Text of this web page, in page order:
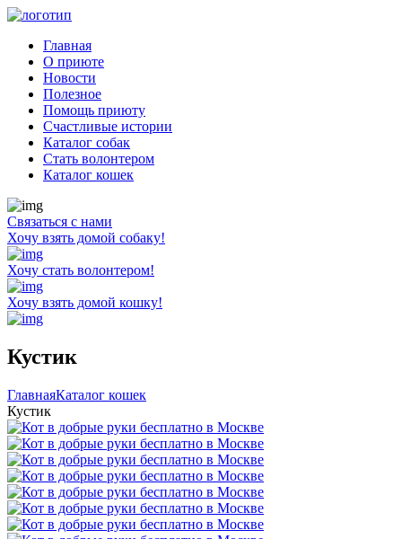
Главная
О приюте
Новости
Полезное
Помощь приюту
Счастливые истории
Каталог собак
Стать волонтером
Каталог кошек
Связаться с нами
Хочу взять домой собаку!
Хочу стать волонтером!
Хочу взять домой кошку!
Кустик
ГлавнаяКаталог кошек
Кустик